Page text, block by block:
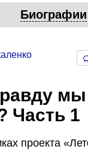
Биографии
мы
Часть 1
проекта